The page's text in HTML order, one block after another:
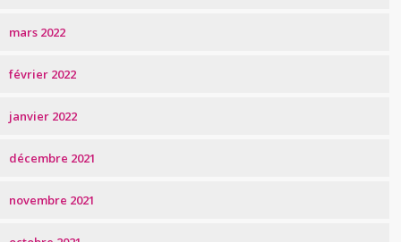
mars 2022
février 2022
janvier 2022
décembre 2021
novembre 2021